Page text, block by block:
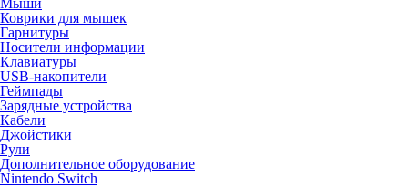
Мыши
Коврики для мышек
Гарнитуры
Носители информации
Клавиатуры
USB-накопители
Геймпады
Зарядные устройства
Кабели
Джойстики
Рули
Дополнительное оборудование
Nintendo Switch